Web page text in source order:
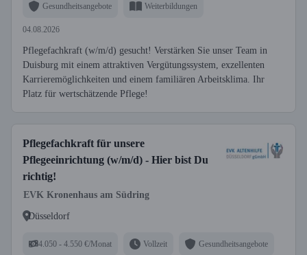
Gesundheitsangebote Weiterbildungen
04.08.2026
Pflegefachkraft (w/m/d) gesucht! Verstärken Sie unser Team in
Duisburg mit einem attraktiven Vergütungssystem, exzellenten
Karrieremöglichkeiten und einem familiären Arbeitsklima. Ihr
Platz für wertschätzende Pflege!
Pflegefachkraft für unsere
Pflegeeinrichtung (w/m/d) - Hier bist Du
richtig!
EVK Kronenhaus am Südring
Düsseldorf
4.050 - 4.550 €/Monat Vollzeit Gesundheitsangebote